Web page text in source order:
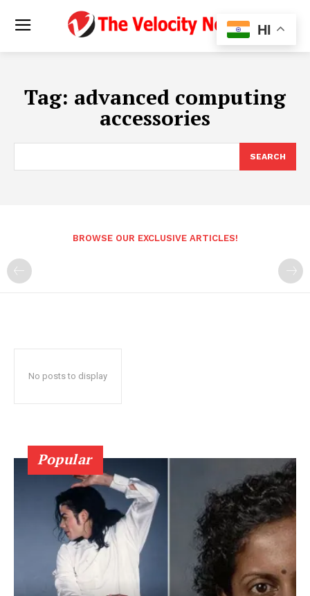
Tag: advanced computing
accessories
SEARCH
BROWSE OUR EXCLUSIVE ARTICLES!
No posts to display
Popular
HI